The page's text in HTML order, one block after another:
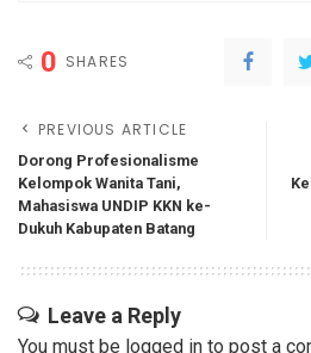
0 SHARES
PREVIOUS ARTICLE
Dorong Profesionalisme
Kelompok Wanita Tani,
Mahasiswa UNDIP KKN ke-
Dukuh Kabupaten Batang
Leave a Reply
You must be logged in to post a